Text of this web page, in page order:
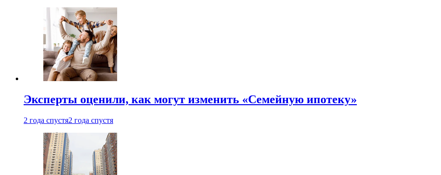
Эксперты оценили, как могут изменить «Семейную ипотеку»
2 года спустя2 года спустя